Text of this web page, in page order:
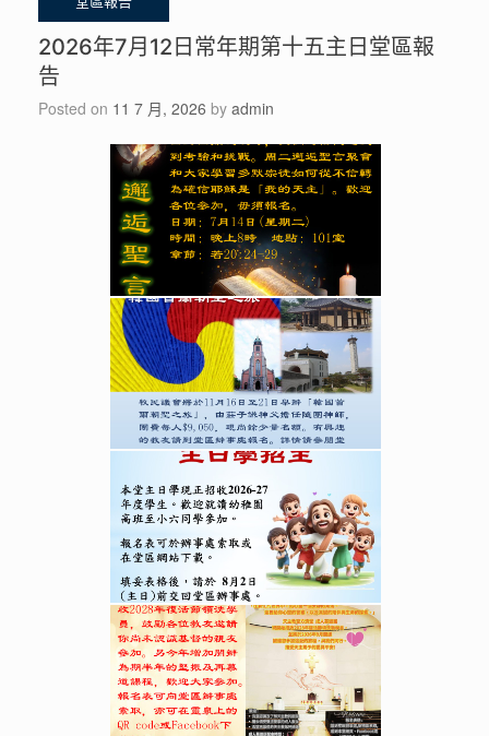
2026年7月12日常年期第十五主日堂區報
告
Posted on 11 7 月, 2026 by admin